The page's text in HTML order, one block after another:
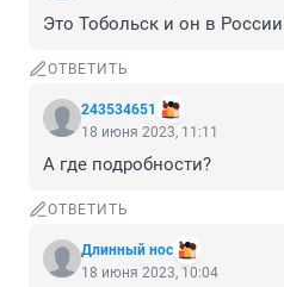
Это Тобольск и он в
ОТВЕТИТЬ
243534651
18 июня 2023, 11:11
А где подробности?
ОТВЕТИТЬ
Длинный нос
18 июня 2023, 10:04